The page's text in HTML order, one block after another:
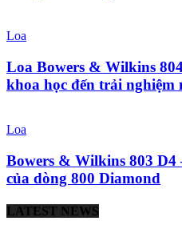
Loa
Loa Bowers & Wilkins
khoa học đến trải nghiệm
Loa
Bowers & Wilkins 803 D4
của dòng 800 Diamond
LATEST NEWS